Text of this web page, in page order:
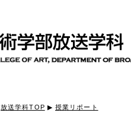
放送学科TOP ▶授業リポート